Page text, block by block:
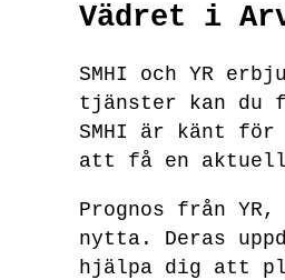
Vädret i
SMHI och YR
tjänster kan du
SMHI är känt för
att få en
Prognos från
nytta. Deras
hjälpa dig att